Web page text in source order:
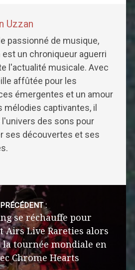
Uzzan
passionné de musique,
est un chroniqueur aguerri
l'actualité musicale. Avec
affûtée pour les
émergentes et un amour
mélodies captivantes, il
l'univers des sons pour
ses découvertes et ses
PRÉCÉDENT :
se réchauffe pour
Airs Live Rareties alors
tournée mondiale en
Chrome Hearts